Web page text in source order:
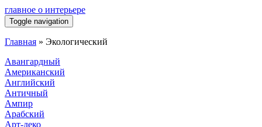
главное о интерьере
Toggle navigation
Главная » Экологический
Авангардный
Американский
Английский
Античный
Ампир
Арабский
Арт-деко